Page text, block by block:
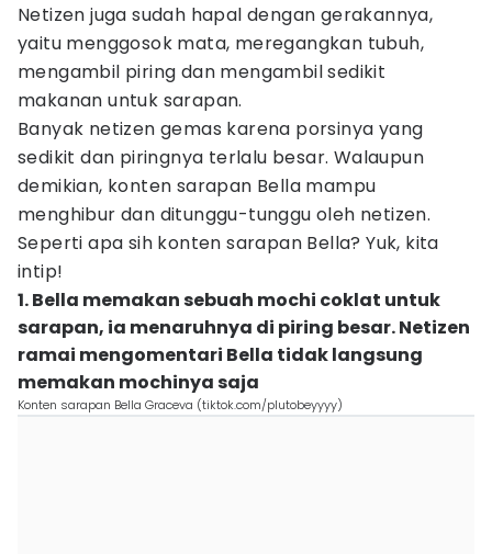
Netizen juga sudah hapal dengan gerakannya,
yaitu menggosok mata, meregangkan tubuh,
mengambil piring dan mengambil sedikit
makanan untuk sarapan.
Banyak netizen gemas karena porsinya yang
sedikit dan piringnya terlalu besar. Walaupun
demikian, konten sarapan Bella mampu
menghibur dan ditunggu-tunggu oleh netizen.
Seperti apa sih konten sarapan Bella? Yuk, kita
intip!
1. Bella memakan sebuah mochi coklat untuk
sarapan, ia menaruhnya di piring besar. Netizen
ramai mengomentari Bella tidak langsung
memakan mochinya saja
Konten sarapan Bella Graceva (tiktok.com/plutobeyyyy)